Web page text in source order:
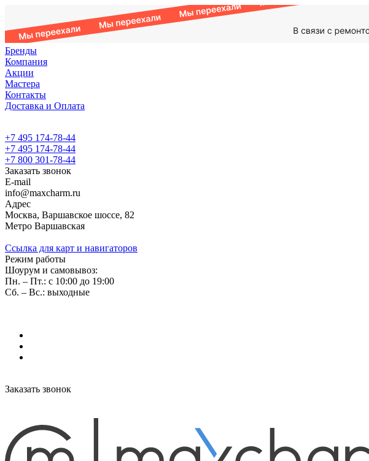
Бренды
Компания
Акции
Мастера
Контакты
Доставка и Оплата
+7 495 174-78-44
+7 495 174-78-44
+7 800 301-78-44
Заказать звонок
E-mail
info@maxcharm.ru
Адрес
Москва, Варшавское шоссе, 82
Метро Варшавская
Ссылка для карт и навигаторов
Режим работы
Шоурум и самовывоз:
Пн. – Пт.: с 10:00 до 19:00
Сб. – Вс.: выходные
Заказать звонок